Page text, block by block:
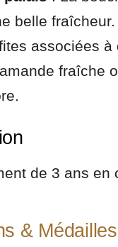
belle fraîcheur.
associées à
fraîche
de 3 ans en
& Médailles